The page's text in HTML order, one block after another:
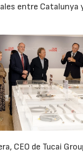
entre Catalunya
CEO de Tucai